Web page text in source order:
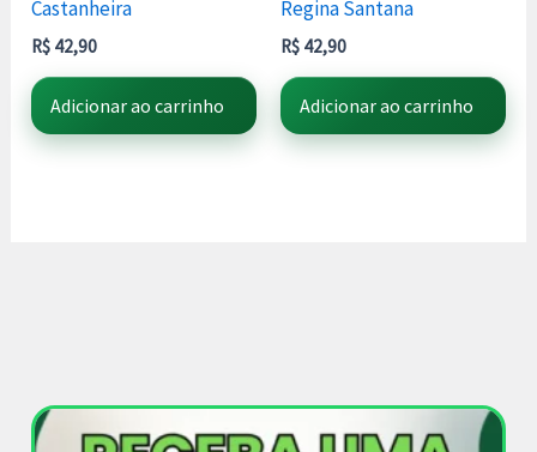
Castanheira
R$ 42,90
Adicionar ao carrinho
Regina Santana
R$ 42,90
Adicionar ao carrinho